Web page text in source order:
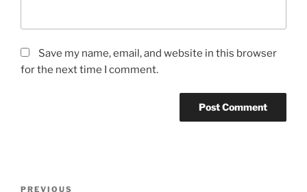
Save my name, email, and website in this browser
for the next time I comment.
PREVIOUS